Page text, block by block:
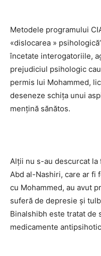
Metodele programului
«dislocarea »
încetate interogatoriile,
prejudiciul psihologic
permis lui Mohammed,
deseneze schiţa unui
menţină sănătos.
Alţii nu s-au descurcat la
Abd al-Nashiri, care ar fi
cu Mohammed, au avut
suferă de depresie şi
Binalshibh este tratat de
medicamente